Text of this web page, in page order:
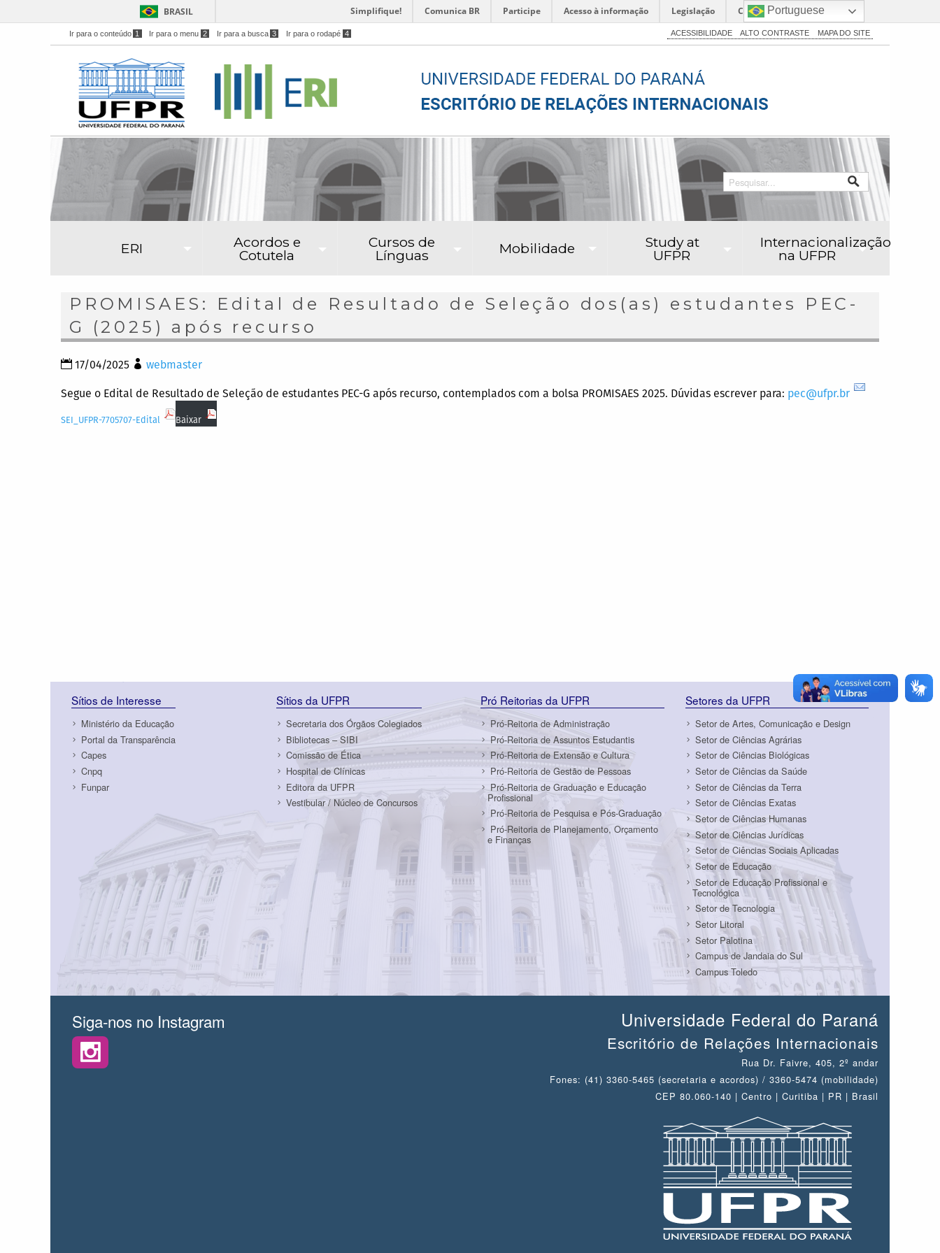
BRASIL Simplifique! Comunica BR Participe Acesso à informação Legislação Canais
Ir para o conteúdo 1 Ir para o menu 2 Ir para a busca 3 Ir para o rodapé 4 ACESSIBILIDADE ALTO CONTRASTE MAPA DO SITE
ERI Acordos e
Cotutela
Cursos de
Línguas Mobilidade Study at
UFPR
Internacionalização
na UFPR
PROMISAES: Edital de Resultado de Seleção dos(as) estudantes PEC-
G (2025) após recurso
17/04/2025 webmaster
Segue o Edital de Resultado de Seleção de estudantes PEC-G após recurso, contemplados com a bolsa PROMISAES 2025. Dúvidas escrever para: pec@ufpr.br
SEI_UFPR-7705707-Edital Baixar
Sítios de Interesse
Ministério da Educação
Portal da Transparência
Capes
Cnpq
Funpar
Sítios da UFPR
Secretaria dos Órgãos Colegiados
Bibliotecas – SIBI
Comissão de Ética
Hospital de Clínicas
Editora da UFPR
Vestibular / Núcleo de Concursos
Pró Reitorias da UFPR
Pró-Reitoria de Administração
Pró-Reitoria de Assuntos Estudantis
Pró-Reitoria de Extensão e Cultura
Pró-Reitoria de Gestão de Pessoas
Pró-Reitoria de Graduação e Educação
Profissional
Pró-Reitoria de Pesquisa e Pós-Graduação
Pró-Reitoria de Planejamento, Orçamento
e Finanças
Setores da UFPR
Setor de Artes, Comunicação e Design
Setor de Ciências Agrárias
Setor de Ciências Biológicas
Setor de Ciências da Saúde
Setor de Ciências da Terra
Setor de Ciências Exatas
Setor de Ciências Humanas
Setor de Ciências Jurídicas
Setor de Ciências Sociais Aplicadas
Setor de Educação
Setor de Educação Profissional e
Tecnológica
Setor de Tecnologia
Setor Litoral
Setor Palotina
Campus de Jandaia do Sul
Campus Toledo
Siga-nos no Instagram Universidade Federal do Paraná
Escritório de Relações Internacionais
Rua Dr. Faivre, 405, 2º andar
Fones: (41) 3360-5465 (secretaria e acordos) / 3360-5474 (mobilidade)
CEP 80.060-140 | Centro | Curitiba | PR | Brasil
Portuguese